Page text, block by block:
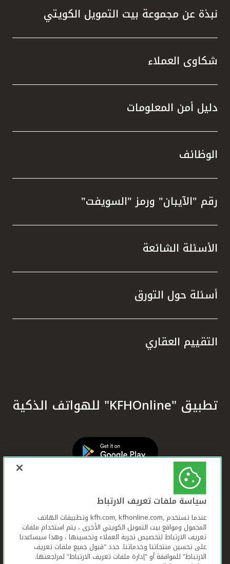
نبذة عن مجموعة بيت التمويل الكويتي
شكاوى العملاء
دليل أمن المعلومات
الوظائف
رقم "الآيبان" ورمز "السويفت"
الأسئلة الشائعة
أسئلة حول التورق
التقييم العقاري
تطبيق "KFHOnline" للهواتف الذكية
سياسة ملفات تعريف الارتباط
عندما تستخدم ,kfh.com, kfhonline.com وتطبيقات الهاتف
المحمول ومواقع بيت التمويل الكويتي الأخرى ، يتم استخدام ملفات
تعريف الارتباط لتخصيص تجربة العملاء وتحسينها ، وهذا سيساعدنا
على تحسين منتجاتنا وخدماتنا. حدد "قبول جميع ملفات تعريف
الارتباط" للموافقة أو "إدارة ملفات تعريف الارتباط" لمراجعتها.